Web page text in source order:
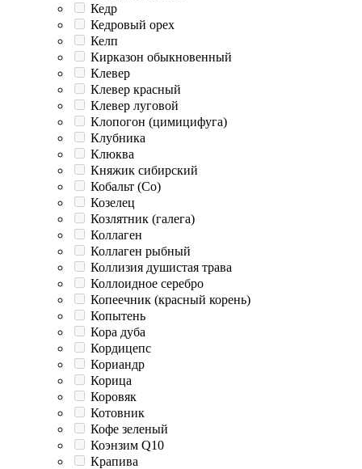
Кедр
Кедровый орех
Келп
Кирказон обыкновенный
Клевер
Клевер красный
Клевер луговой
Клопогон (цимицифуга)
Клубника
Клюква
Княжик сибирский
Кобальт (Co)
Козелец
Козлятник (галега)
Коллаген
Коллаген рыбный
Коллизия душистая трава
Коллоидное серебро
Копеечник (красный корень)
Копытень
Кора дуба
Кордицепс
Кориандр
Корица
Коровяк
Котовник
Кофе зеленый
Коэнзим Q10
Крапива